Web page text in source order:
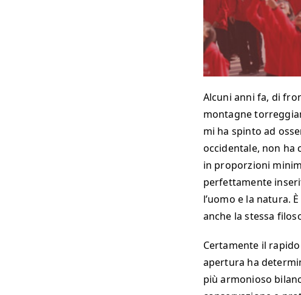
Alcuni anni fa, di
montagne
mi ha spinto ad
occidentale, non ha
in proporzioni
perfettamente
l’uomo e la natura.
anche la stessa
Certamente il
apertura ha
più armonioso